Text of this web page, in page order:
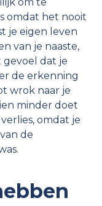
omdat het nooit
je eigen leven
van je naaste,
gevoel dat je
de erkenning
wrok naar je
minder doet
omdat je
de